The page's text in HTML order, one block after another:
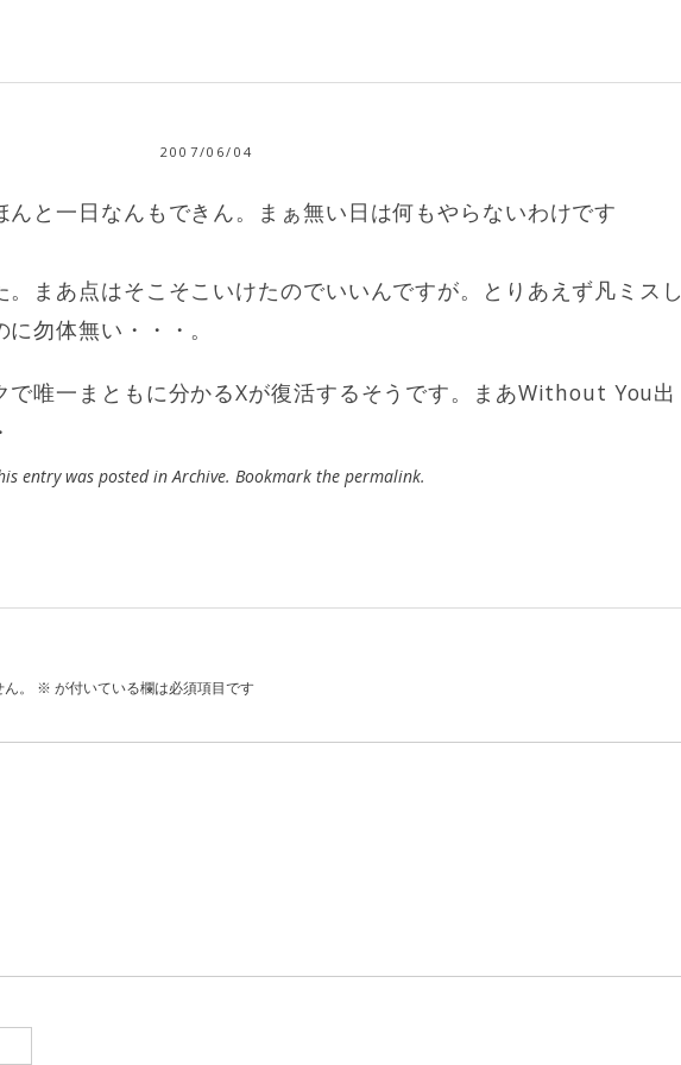
2007/06/04
んと一日なんもできん。まぁ無い日は何もやらないわけです
まあ点はそこそこいけたのでいいんですが。とりあえず凡ミスし
勿体無い・・・。
で唯一まともに分かるXが復活するそうです。まあWithout You出
entry was posted inArchive. Bookmark the permalink.
。
※ が付いている欄は必須項目です